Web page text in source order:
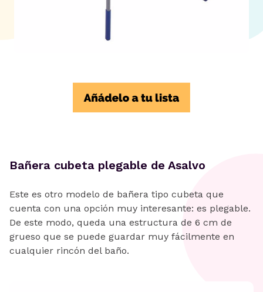
Bañera cubeta plegable de Asalvo
Este es otro modelo de bañera tipo cubeta que
cuenta con una opción muy interesante: es plegable.
De este modo, queda una estructura de 6 cm de
grueso que se puede guardar muy fácilmente en
cualquier rincón del baño.